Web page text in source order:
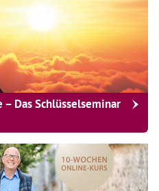
Das Schlüsselseminar